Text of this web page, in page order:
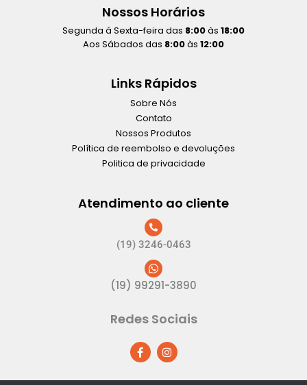
Nossos Horários
Segunda á Sexta-feira das 8:00às 18:00
Aos Sábados das 8:00às 12:00
Links Rápidos
Sobre Nós
Contato
Nossos Produtos
Política de reembolso e devoluções
Politica de privacidade
Atendimento ao cliente
(19) 3246-0463
(19) 99291-3890
Redes Sociais
F
a
c
e
I
n
s
t